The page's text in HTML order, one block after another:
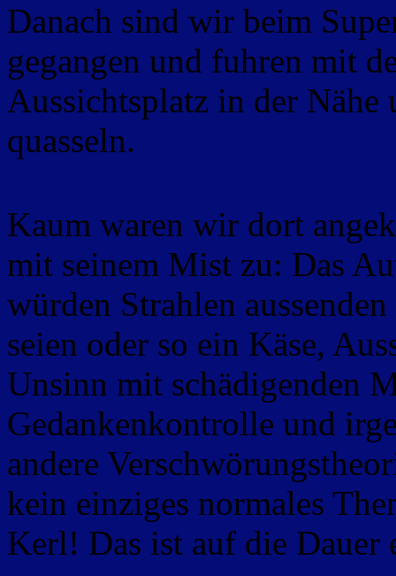
Danach sind wir beim
gegangen und fuhren mit
Aussichtsplatz in der
quasseln.
Kaum waren wir dort
mit seinem Mist zu: Das
würden Strahlen
seien oder so ein Käse,
Unsinn mit schädigenden
Gedankenkontrolle und
andere
kein einziges normales
Kerl! Das ist auf die Dauer